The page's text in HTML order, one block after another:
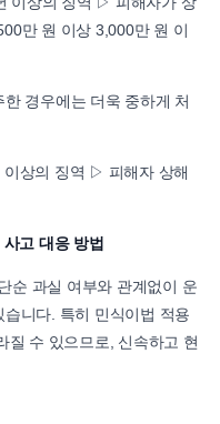
만 원 이상 3,000만 원 이
경우에는 더욱 중하게 처
상의 징역 ▷ 피해자 상해
고 대응 방법
순 과실 여부와 관계없이 운
니다. 특히 민식이법 적용
질 수 있으므로, 신속하고 현